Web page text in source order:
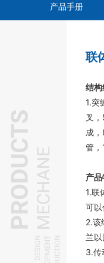
产品手册
联
结
1.突
叉
成
管，
产
1.联
可以
2.该
兰以
3.传